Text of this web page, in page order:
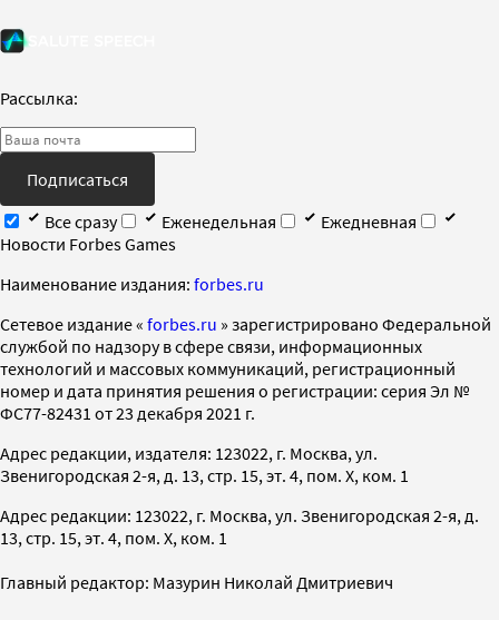
Рассылка:
Подписаться
Все сразу
Еженедельная
Ежедневная
Новости Forbes Games
Наименование издания: forbes.ru
Cетевое издание « forbes.ru » зарегистрировано Федеральной
службой по надзору в сфере связи, информационных
технологий и массовых коммуникаций, регистрационный
номер и дата принятия решения о регистрации: серия Эл №
ФС77-82431 от 23 декабря 2021 г.
Адрес редакции, издателя: 123022, г. Москва, ул.
Звенигородская 2-я, д. 13, стр. 15, эт. 4, пом. X, ком. 1
Адрес редакции: 123022, г. Москва, ул. Звенигородская 2-я, д.
13, стр. 15, эт. 4, пом. X, ком. 1
Главный редактор: Мазурин Николай Дмитриевич